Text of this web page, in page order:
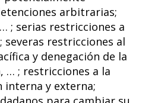
arbitrarias;
; serias restricciones a
restricciones al
y denegación de la
… ; restricciones a la
interna y externa;